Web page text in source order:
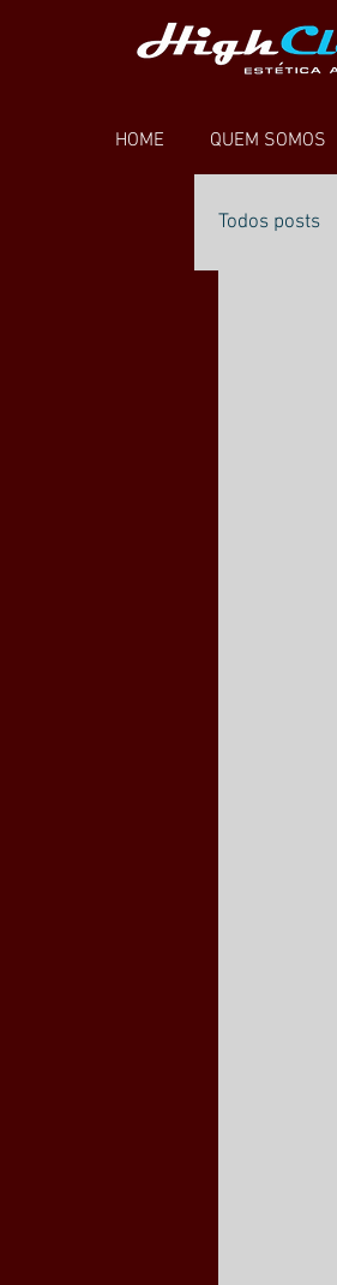
HOME QUEM SOMOS
Todos posts